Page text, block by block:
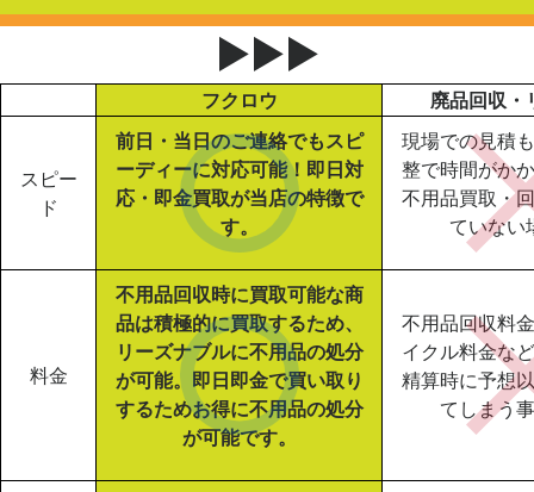
▶▶▶
フクロウ 廃品回収・
スピー
ド
前日・当日のご連絡でもスピ
ーディーに対応可能！即日対
応・即金買取が当店の特徴で
す。
現場での見積
整で時間がか
不用品買取・
ていない
料金
不用品回収時に買取可能な商
品は積極的に買取するため、
リーズナブルに不用品の処分
が可能。即日即金で買い取り
するためお得に不用品の処分
が可能です。
不用品回収料
イクル料金な
精算時に予想
てしまう